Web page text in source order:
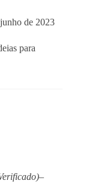
de 2023
para
–